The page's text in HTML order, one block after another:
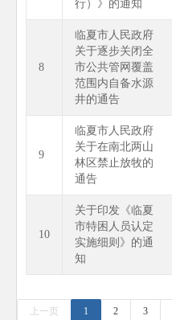
行）》的通知
8
临夏市人民政府
关于逐步关闭全
市公共管网覆盖
范围内自备水源
井的通告
9
临夏市人民政府
关于在南北两山
林区禁止放牧的
通告
10
关于印发《临夏
市特困人员认定
实施细则》的通
知
上一页 1 2 3